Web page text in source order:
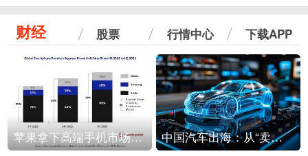
财经 股票 行情中心 下载APP
苹果拿下高端手机市场65%的份额：iPhone 17系列功不可没 中国汽车出海：从“卖出去”到“走进去”